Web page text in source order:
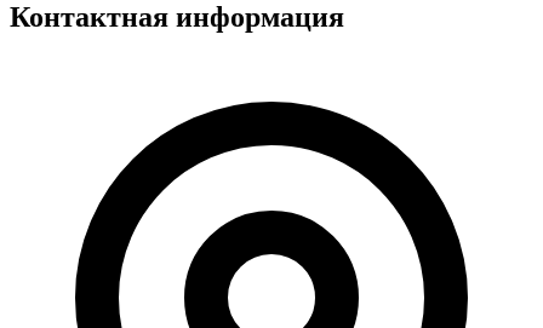
Контактная информация